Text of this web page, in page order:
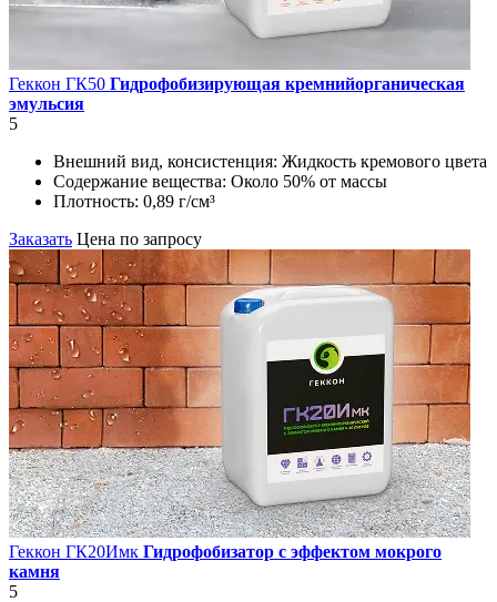
Геккон ГК50 Гидрофобизирующая кремнийорганическая
эмульсия
5
Внешний вид, консистенция: Жидкость кремового цвета
Содержание вещества: Около 50% от массы
Плотность: 0,89 г/см³
Заказать Цена по запросу
Геккон ГК20Имк Гидрофобизатор с эффектом мокрого
камня
5